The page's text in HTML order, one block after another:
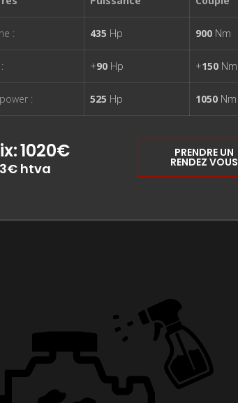
: 435 Hp 900 Nm
+90 Hp +150 Nm
: 525 Hp 1050 Nm
1020€
htva
PRENDRE UN
RENDEZ VOUS